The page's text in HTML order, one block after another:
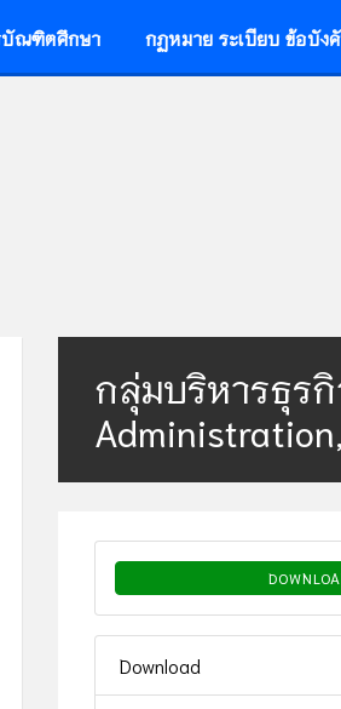
บัณฑิตศึกษา กฏหมาย ระเบียบ ข้อบัง
กลุ่มบริหารธุรกิ
Download